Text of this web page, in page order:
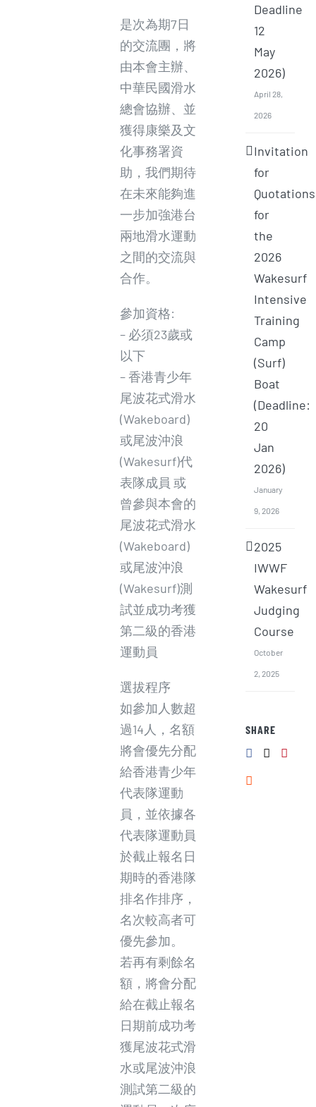
是次為期7日
的交流團，將
由本會主辦、
中華民國滑水
總會協辦、並
獲得康樂及文
化事務署資
助，我們期待
在未來能夠進
一步加強港台
兩地滑水運動
之間的交流與
合作。
參加資格:
– 必須23歲或
以下
– 香港青少年
尾波花式滑水
(Wakeboard)
或尾波沖浪
(Wakesurf)代
表隊成員 或
曾參與本會的
尾波花式滑水
(Wakeboard)
或尾波沖浪
(Wakesurf)測
試並成功考獲
第二級的香港
運動員
選拔程序
如參加人數超
過14人，名額
將會優先分配
給香港青少年
代表隊運動
員，並依據各
代表隊運動員
於截止報名日
期時的香港隊
排名作排序，
名次較高者可
優先參加。
若再有剩餘名
額，將會分配
給在截止報名
日期前成功考
獲尾波花式滑
水或尾波沖浪
測試第二級的
Deadline
12
May
2026)
April 28,
2026
Invitation
for
Quotations
for
the
2026
Wakesurf
Intensive
Training
Camp
(Surf)
Boat
(Deadline:
20
Jan
2026)
January
9, 2026
2025
IWWF
Wakesurf
Judging
Course
October
2, 2025
SHARE